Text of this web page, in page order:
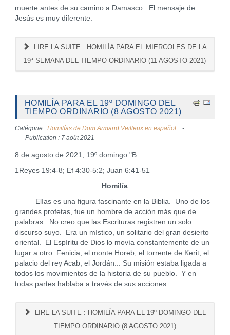
muerte antes de su camino a Damasco. El mensaje de
Jesús es muy diferente.
LIRE LA SUITE : HOMILÍA PARA EL MIERCOLES DE LA
19ª SEMANA DEL TIEMPO ORDINARIO (11 AGOSTO 2021)
HOMILÍA PARA EL 19º DOMINGO DEL
TIEMPO ORDINARIO (8 AGOSTO 2021)
Catégorie : Homilías de Dom Armand Veilleux en español.
Publication : 7 août 2021
8 de agosto de 2021, 19º domingo "B
1Reyes 19:4-8; Ef 4:30-5:2; Juan 6:41-51
Homilía
Elías es una figura fascinante en la Biblia. Uno de los
grandes profetas, fue un hombre de acción más que de
palabras. No creo que las Escrituras registren un solo
discurso suyo. Era un místico, un solitario del gran desierto
oriental. El Espíritu de Dios lo movía constantemente de un
lugar a otro: Fenicia, el monte Horeb, el torrente de Kerit, el
palacio del rey Acab, el Jordán... Su misión estaba ligada a
todos los movimientos de la historia de su pueblo. Y en
todas partes hablaba a través de sus acciones.
LIRE LA SUITE : HOMILÍA PARA EL 19º DOMINGO DEL
TIEMPO ORDINARIO (8 AGOSTO 2021)